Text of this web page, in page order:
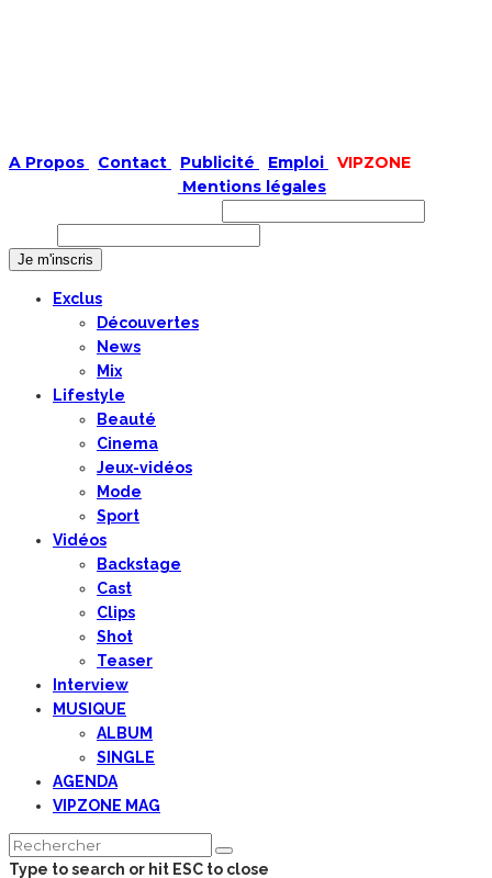
A Propos Contact Publicité Emploi
VIPZONE
Mentions légales
Exclus
Découvertes
News
Mix
Lifestyle
Beauté
Cinema
Jeux-vidéos
Mode
Sport
Vidéos
Backstage
Cast
Clips
Shot
Teaser
Interview
MUSIQUE
ALBUM
SINGLE
AGENDA
VIPZONE MAG
Type to search or hit ESC to close